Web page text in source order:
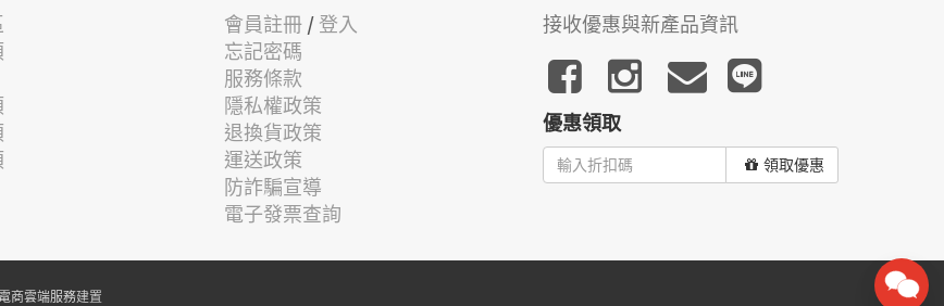
會員註冊 / 登入
忘記密碼
服務條款
隱私權政策
退換貨政策
運送政策
防詐騙宣導
電子發票查詢
接收優惠與新產品資訊
優惠領取
領取優惠
商雲端服務建置